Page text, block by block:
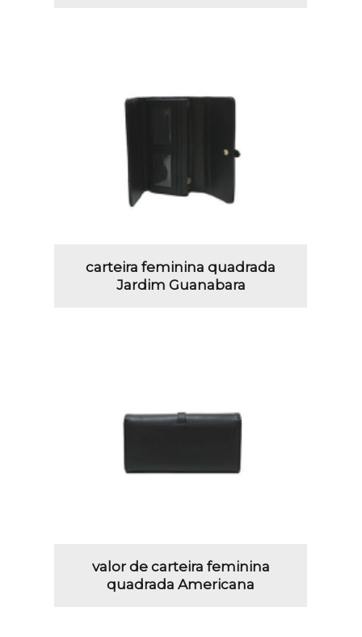
carteira feminina quadrada
Jardim Guanabara
valor de carteira feminina
quadrada Americana